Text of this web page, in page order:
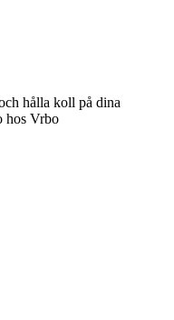
hålla koll på dina
hos Vrbo